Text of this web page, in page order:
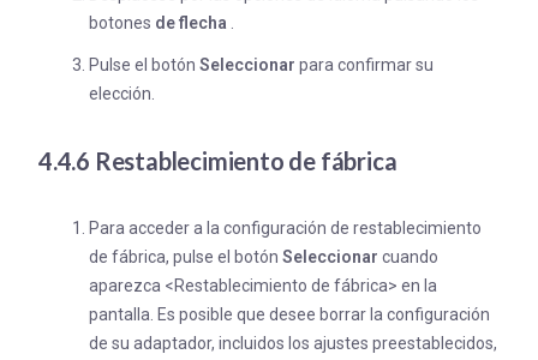
botones de flecha
Pulse el botón Seleccionar para confirmar su
elección.
4.4.6 Restablecimiento de fábrica
Para acceder a la configuración de restablecimiento
de fábrica, pulse el botón Seleccionar cuando
aparezca <Restablecimiento de fábrica> en la
pantalla. Es posible que desee borrar la configuración
de su adaptador, incluidos los ajustes preestablecidos,